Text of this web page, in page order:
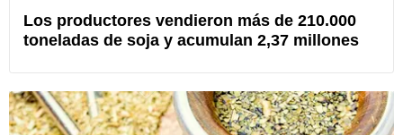
Los productores vendieron más de 210.000
toneladas de soja y acumulan 2,37 millones